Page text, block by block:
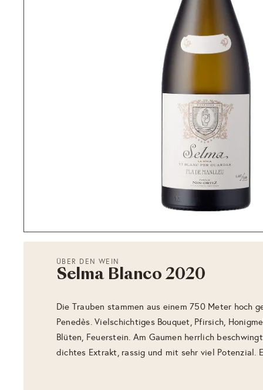
ÜBER DEN WEIN
Selma Blanco 2020
Die Trauben stammen aus einem 750 Meter hoch
Penedès. Vielschichtiges Bouquet, Pfirsich,
Blüten, Feuerstein. Am Gaumen herrlich
dichtes Extrakt, rassig und mit sehr viel Potenzial.